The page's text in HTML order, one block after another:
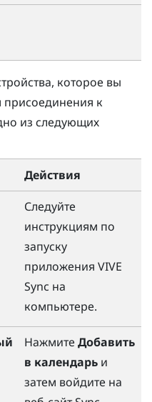
которое вы
присоединения к
из следующих
Действия
Следуйте
инструкциям по
запуску
приложения VIVE
Sync на
компьютере.
Нажмите Добавить
в календарьи
затем войдите на